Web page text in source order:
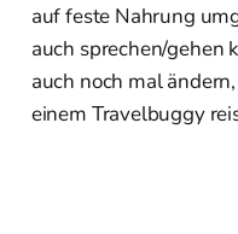
auf feste Nahrung
auch sprechen/gehen
auch noch mal
einem Travelbuggy